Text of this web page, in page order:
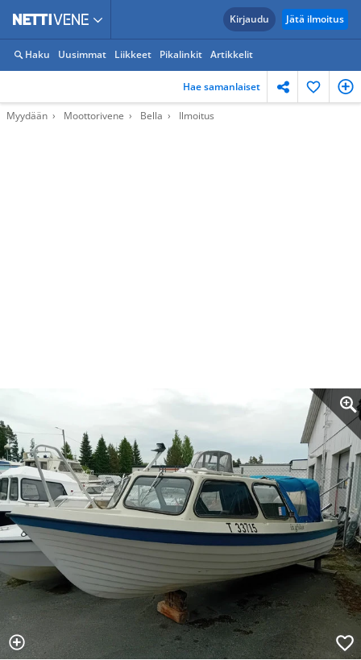
Kirjaudu Jätä ilmoitus
Haku Uusimmat Liikkeet Pikalinkit Artikkelit
Hae samanlaiset
Myydään Moottorivene Bella Ilmoitus